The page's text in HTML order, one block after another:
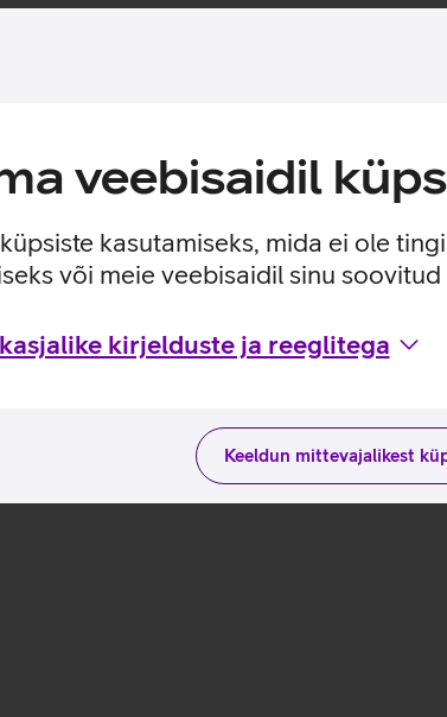
veebisaidil
kasutamiseks, mida ei ole
või meie veebisaidil sinu soovitud
kirjelduste ja reeglitega
Keeldun mittevajalikest
ja tekita oma seadmele kaabliga internetiühendus.